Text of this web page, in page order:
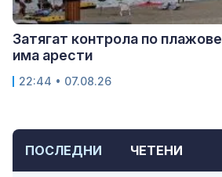
ПОСЛЕДНИ ЧЕТЕНИ
Затягат контрола по
има арести
22:44 • 07.08.26